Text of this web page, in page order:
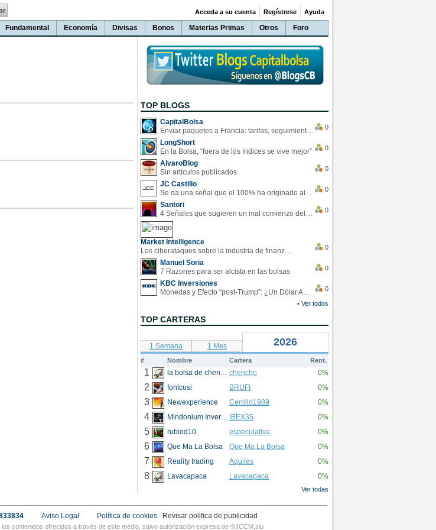
Fundamental Economía Divisas Bonos Materias Primas Otros Foro
Acceda a su cuenta Regístrese Ayuda
TOP BLOGS
CapitalBolsa
Enviar paquetes a Francia: tarifas, seguimiento y ventajas destacadas
0
LongShort
En la Bolsa, “fuera de los índices se vive mejor”
0
AlvaroBlog
Sin artículos publicados
0
JC Castillo
Se da una señal que el 100% ha originado alzas en las bolsas
0
Santori
4 Señales que sugieren un mal comienzo del 3T de la economía EEUU
0
Market Intelligence
Los ciberataques sobre la industria de finanzas se han duplicado este año
0
Manuel Soria
7 Razones para ser alcista en las bolsas
0
KBC Inversiones
Monedas y Efecto “post-Trump”: ¿Un Dólar Americano operando en rangos?
0
• Ver todos
TOP CARTERAS
1 Semana 1 Mes 2026
# Nombre Cartera Rent.
1 la bolsa de chencho chencho 0%
2 fontcusi BRUFI 0%
3 Newexperience Cerrillo1989 0%
4 Mindonium Inversions IBEX35 0%
5 rubiod10 especulativa 0%
6 Que Ma La Bolsa Que Ma La Bolsa 0%
7 Reality trading Aquiles 0%
8 Lavacapaca Lavacapaca 0%
Ver todas
Aviso Legal Revisar politica de publicidad
Política de cookies
contenidos ofrecidos a través de este medio, salvo autorización expresa de ©JCCM,slu